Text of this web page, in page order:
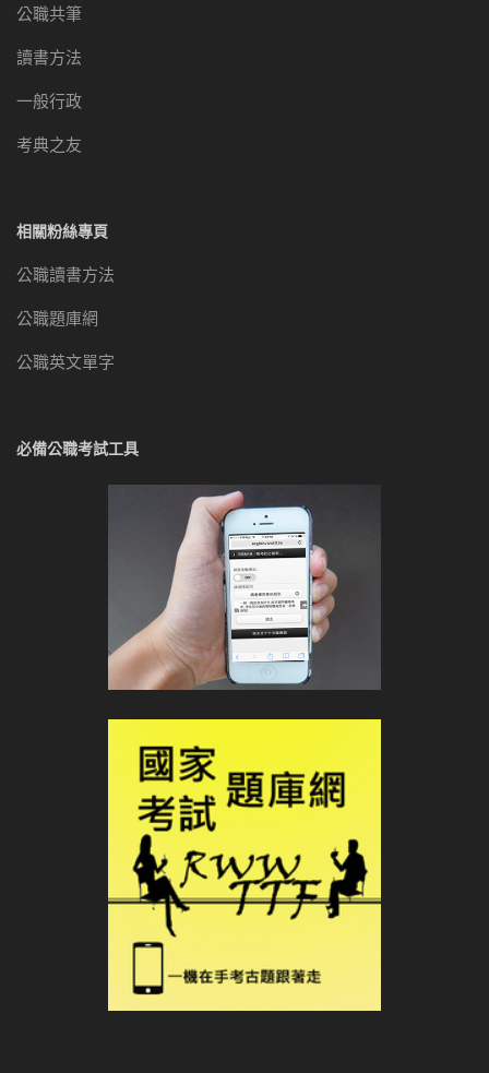
公職共筆
讀書方法
一般行政
考典之友
相關粉絲專頁
公職讀書方法
公職題庫網
公職英文單字
必備公職考試工具